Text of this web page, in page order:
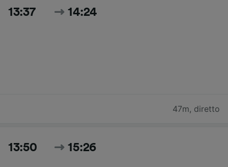
13:37 14:24
47m, diretto
13:50 15:26